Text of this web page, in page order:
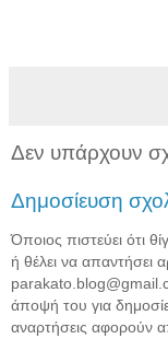
Δεν υπάρχουν
Δημοσίευση
Όποιος πιστεύει ότι
ή θέλει να απαντήσει
άποψή του για
αναρτήσεις αφορούν